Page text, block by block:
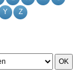
Y Z
OK